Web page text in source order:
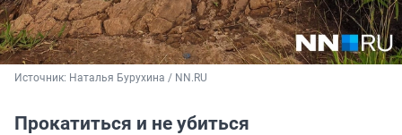
Источник: Наталья Бурухина / NN.RU
Прокатиться и не убиться